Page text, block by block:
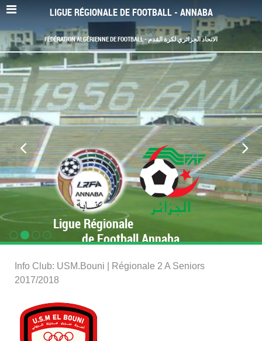
LIGUE RÉGIONALE DE FOOTBALL - ANNABA
FÉDÉRATION ALGÉRIENNE DE FOOTBALL - الاتحاد الجزائري لكرة القدم
Ligue Régionale
de Football Annaba
Info Club: USM.Bouni | Régionale 2 A Seniors
2017/2018